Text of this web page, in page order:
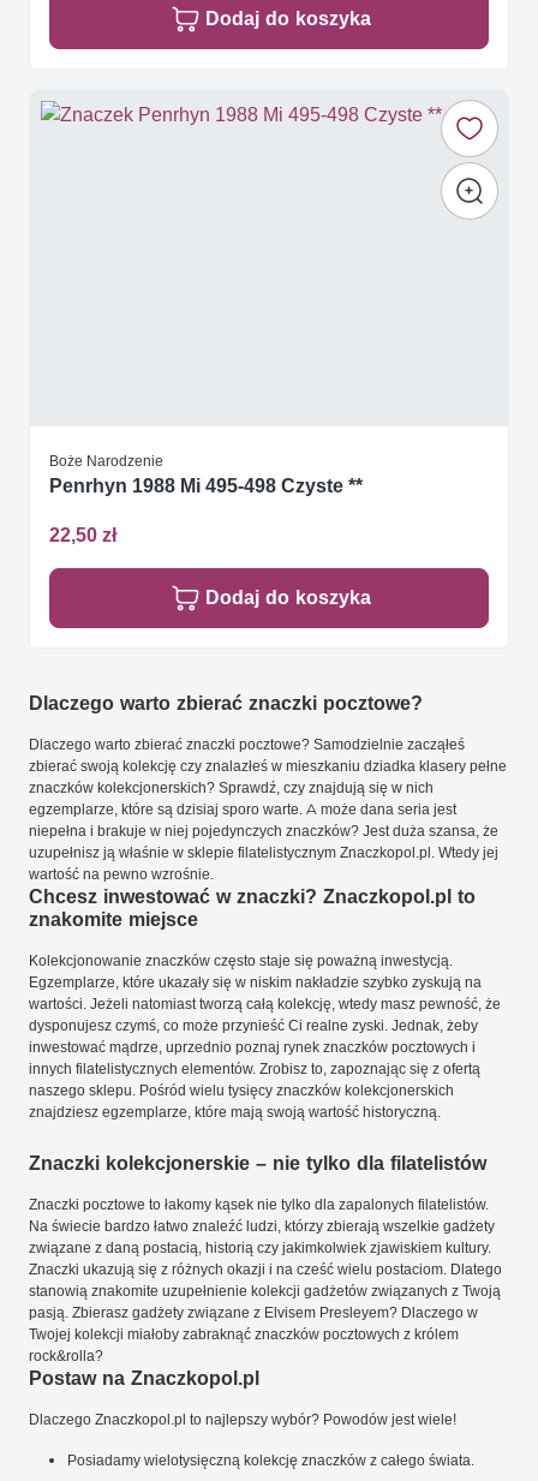
Dodaj do koszyka
Boże Narodzenie
Penrhyn 1988 Mi 495-498 Czyste **
22,50 zł
Dodaj do koszyka
Dlaczego warto zbierać znaczki pocztowe?
Dlaczego warto zbierać znaczki pocztowe? Samodzielnie zacząłeś
zbierać swoją kolekcję czy znalazłeś w mieszkaniu dziadka klasery pełne
znaczków kolekcjonerskich? Sprawdź, czy znajdują się w nich
egzemplarze, które są dzisiaj sporo warte. A może dana seria jest
niepełna i brakuje w niej pojedynczych znaczków? Jest duża szansa, że
uzupełnisz ją właśnie w sklepie filatelistycznym Znaczkopol.pl. Wtedy jej
wartość na pewno wzrośnie.
Chcesz inwestować w znaczki? Znaczkopol.pl to
znakomite miejsce
Kolekcjonowanie znaczków często staje się poważną inwestycją.
Egzemplarze, które ukazały się w niskim nakładzie szybko zyskują na
wartości. Jeżeli natomiast tworzą całą kolekcję, wtedy masz pewność, że
dysponujesz czymś, co może przynieść Ci realne zyski. Jednak, żeby
inwestować mądrze, uprzednio poznaj rynek znaczków pocztowych i
innych filatelistycznych elementów. Zrobisz to, zapoznając się z ofertą
naszego sklepu. Pośród wielu tysięcy znaczków kolekcjonerskich
znajdziesz egzemplarze, które mają swoją wartość historyczną.
Znaczki kolekcjonerskie – nie tylko dla filatelistów
Znaczki pocztowe to łakomy kąsek nie tylko dla zapalonych filatelistów.
Na świecie bardzo łatwo znaleźć ludzi, którzy zbierają wszelkie gadżety
związane z daną postacią, historią czy jakimkolwiek zjawiskiem kultury.
Znaczki ukazują się z różnych okazji i na cześć wielu postaciom. Dlatego
stanowią znakomite uzupełnienie kolekcji gadżetów związanych z Twoją
pasją. Zbierasz gadżety związane z Elvisem Presleyem? Dlaczego w
Twojej kolekcji miałoby zabraknąć znaczków pocztowych z królem
rock&rolla?
Postaw na Znaczkopol.pl
Dlaczego Znaczkopol.pl to najlepszy wybór? Powodów jest wiele!
Posiadamy wielotysięczną kolekcję znaczków z całego świata.